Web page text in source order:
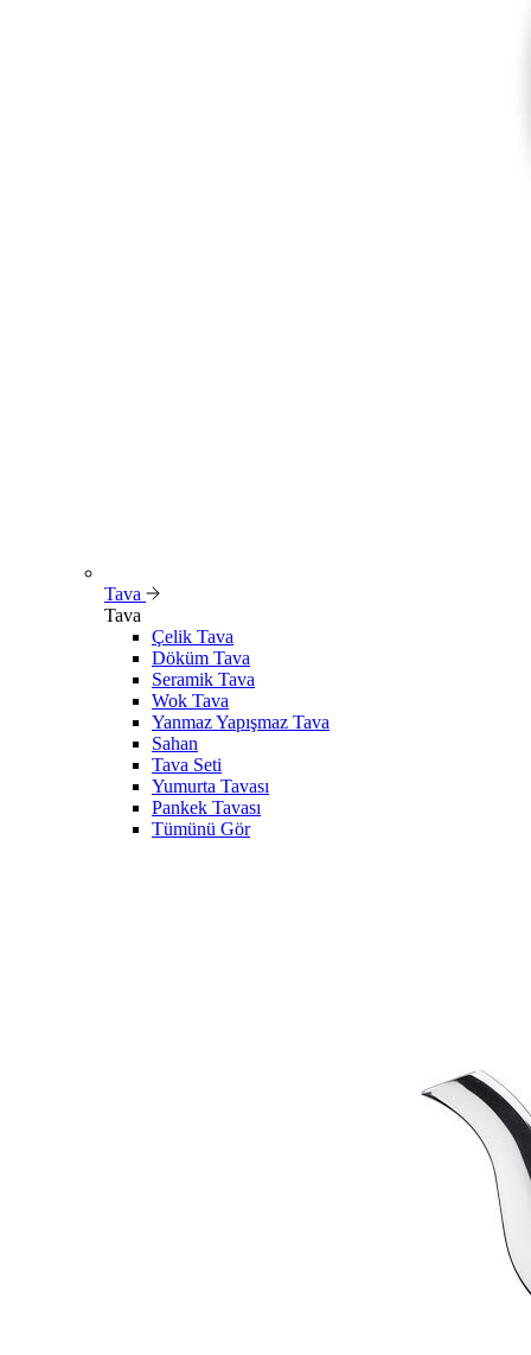
Tava
Tava
Çelik Tava
Döküm Tava
Seramik Tava
Wok Tava
Yanmaz Yapışmaz Tava
Sahan
Tava Seti
Yumurta Tavası
Pankek Tavası
Tümünü Gör